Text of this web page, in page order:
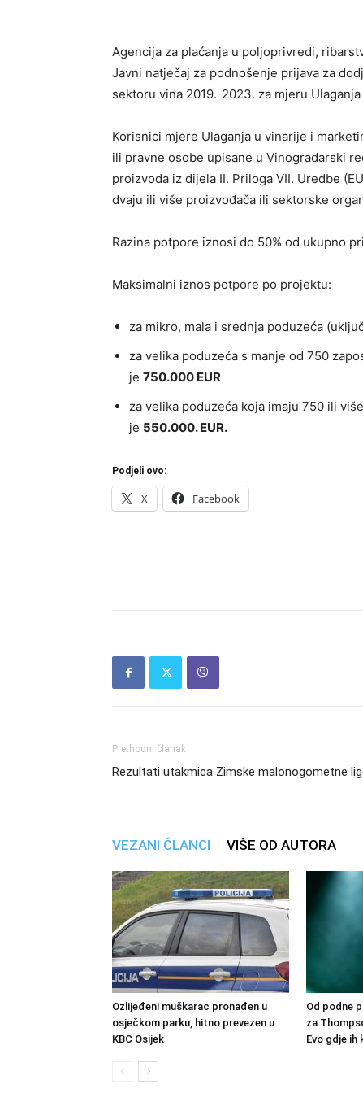
Agencija za plaćanja u poljoprivredi,
Javni natječaj za podnošenje prijava za
sektoru vina 2019.-2023. za mjeru
Korisnici mjere Ulaganja u vinarije i
ili pravne osobe upisane u Vinogradarski
proizvoda iz dijela II. Priloga VII. Uredbe
dvaju ili više proizvođača ili sektorske
Razina potpore iznosi do 50% od ukupno
Maksimalni iznos potpore po projektu:
za mikro, mala i srednja poduzeća
za velika poduzeća s manje od 750
je 750.000 EUR
za velika poduzeća koja imaju 750 ili
je 550.000. EUR.
Podjeli ovo:
X Facebook
Prethodni članak
Rezultati utakmica Zimske malonogometne
VEZANI ČLANCI VIŠE OD AUTORA
Ozlijeđeni muškarac pronađen u
osječkom parku, hitno prevezen u
KBC Osijek
Od podne
za
Evo gdje